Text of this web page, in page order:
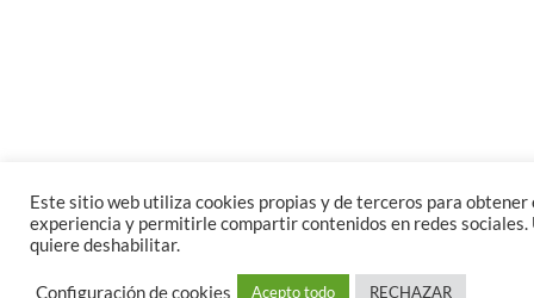
Este sitio web utiliza cookies propias y de terceros para
experiencia y permitirle compartir contenidos en redes
quiere deshabilitar.
Configuración de cookies Acepto todo RECHAZAR